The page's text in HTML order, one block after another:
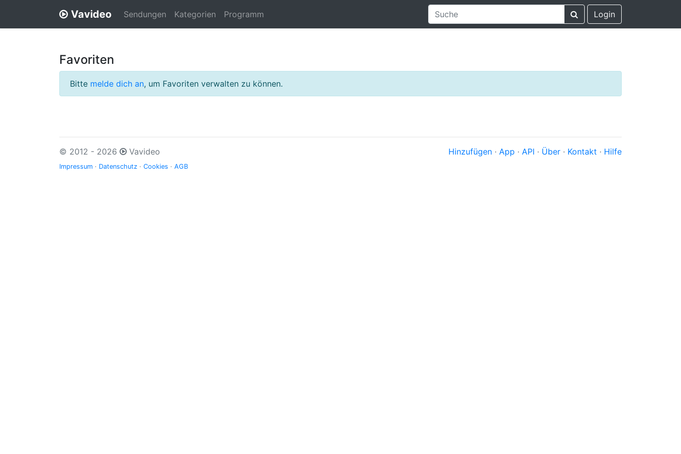
Vavideo Sendungen Kategorien Programm Login
Favoriten
Bitte melde dich an, um Favoriten verwalten zu können.
Hinzufügen · App · API · Über · Kontakt · Hilfe
© 2012 - 2026 Vavideo
Impressum · Datenschutz · Cookies · AGB